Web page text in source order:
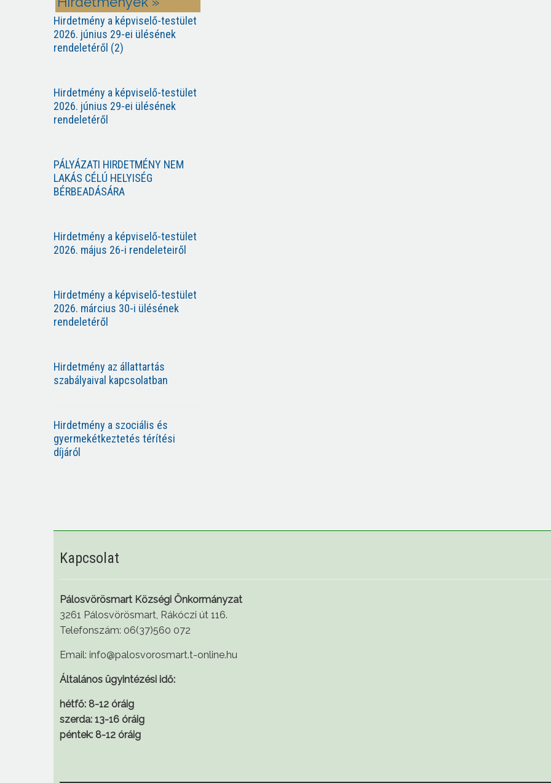
Hirdetmény a képviselő-testület
2026. június 29-ei ülésének
rendeletéről (2)
Hirdetmény a képviselő-testület
2026. június 29-ei ülésének
rendeletéről
PÁLYÁZATI HIRDETMÉNY NEM
LAKÁS CÉLÚ HELYISÉG
BÉRBEADÁSÁRA
Hirdetmény a képviselő-testület
2026. május 26-i rendeleteiről
Hirdetmény a képviselő-testület
2026. március 30-i ülésének
rendeletéről
Hirdetmény az állattartás
szabályaival kapcsolatban
Hirdetmény a szociális és
gyermekétkeztetés térítési
díjáról
Kapcsolat
Pálosvörösmart Községi Önkormányzat
3261 Pálosvörösmart, Rákóczi út 116.
Telefonszám: 06(37)560 072
Email: info@palosvorosmart.t-online.hu
Általános ügyintézési idő:
hétfő: 8-12 óráig
szerda: 13-16 óráig
péntek: 8-12 óráig